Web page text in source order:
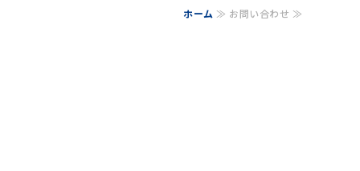
ホーム ≫ お問い合わせ ≫